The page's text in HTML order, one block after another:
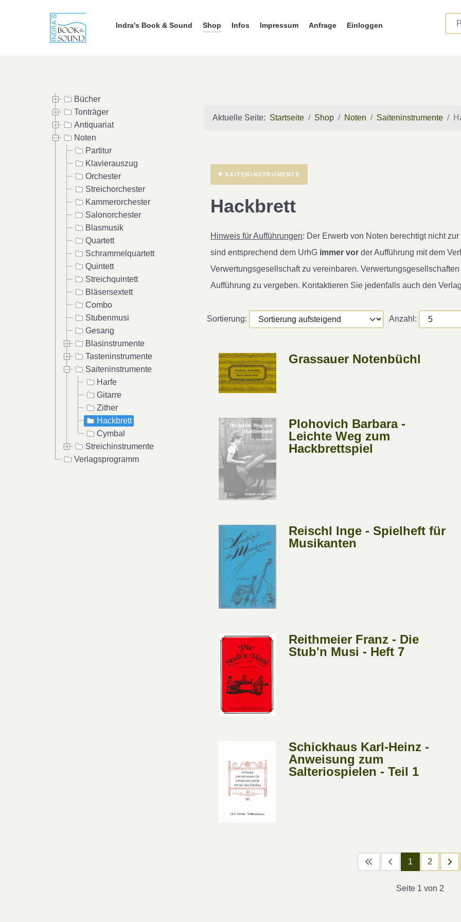
Indra's Book & Sound Shop Infos Impressum Anfrage Einloggen
Bücher
Tonträger
Antiquariat
Noten
Partitur
Klavierauszug
Orchester
Streichorchester
Kammerorchester
Salonorchester
Blasmusik
Quartett
Schrammelquartett
Quintett
Streichquintett
Bläsersextett
Combo
Stubenmusi
Gesang
Blasinstrumente
Tasteninstrumente
Saiteninstrumente
Harfe
Gitarre
Zither
Hackbrett
Cymbal
Streichinstrumente
Verlagsprogramm
Aktuelle Seite: Startseite Shop Noten Saiteninstrumente
SAITENINSTRUMENTE
Hackbrett
Hinweis für Aufführungen: Der Erwerb von Noten berechtigt nicht
sind entsprechend dem UrhG immer vor der Aufführung mit dem
Verwertungsgesellschaft zu vereinbaren.
Aufführung zu vergeben. Kontaktieren Sie jedenfalls auch den
Sortierung: Anzahl:
Grassauer Notenbüchl
Plohovich Barbara -
Leichte Weg zum
Hackbrettspiel
Reischl Inge - Spielheft für
Musikanten
Reithmeier Franz - Die
Stub'n Musi - Heft 7
Schickhaus Karl-Heinz -
Anweisung zum
Salteriospielen - Teil 1
1 2
Seite 1 von 2